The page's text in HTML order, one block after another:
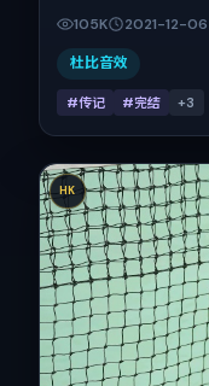
刘昊然、汤唯、安妮
层次丰富。影片定于
台，贺岁档前后公映
105K 2021-12-06
杜比音效
#传记 #完结 +3
HK